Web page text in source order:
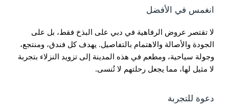
انغمس في الأفضل
لا تقتصر عروض الرفاهية في دبي على البذخ فقط، بل على
الجودة والأصالة والاهتمام بالتفاصيل. يهدف كل فندق، ومنتجع،
وجولة سياحية، ومطعم في هذه المدينة إلى تزويد النزلاء بتجربة
لا مثيل لها، مما يجعل رحلتهم لا تُنسى.
دعوة للتجربة